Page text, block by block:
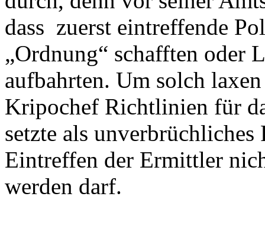
dass zuerst eintreffende
„Ordnung“ schafften oder
aufbahrten. Um solch
Kripochef Richtlinien für
setzte als
Eintreffen der Ermittler
werden darf.